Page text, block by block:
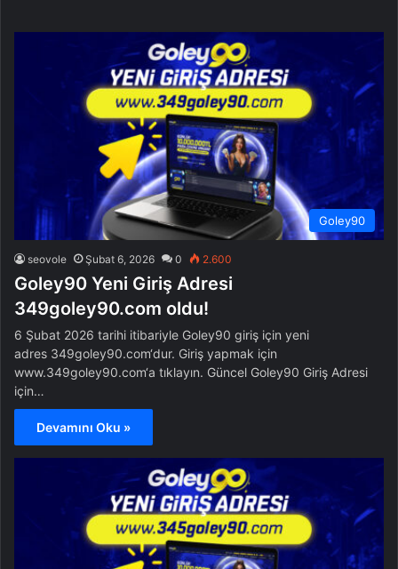
Goley90
seovole Şubat 6, 2026 0 2.600
Goley90 Yeni Giriş Adresi
349goley90.com oldu!
6 Şubat 2026 tarihi itibariyle Goley90 giriş için yeni
adres 349goley90.com‘dur. Giriş yapmak için
www.349goley90.com‘a tıklayın. Güncel Goley90 Giriş Adresi
için…
Devamını Oku »